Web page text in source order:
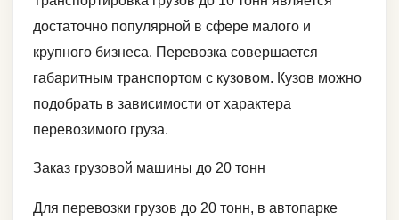
достаточно популярной в сфере малого и
крупного бизнеса. Перевозка совершается
габаритным транспортом с кузовом. Кузов можно
подобрать в зависимости от характера
перевозимого груза.
Заказ грузовой машины до 20 тонн
Для перевозки грузов до 20 тонн, в автопарке